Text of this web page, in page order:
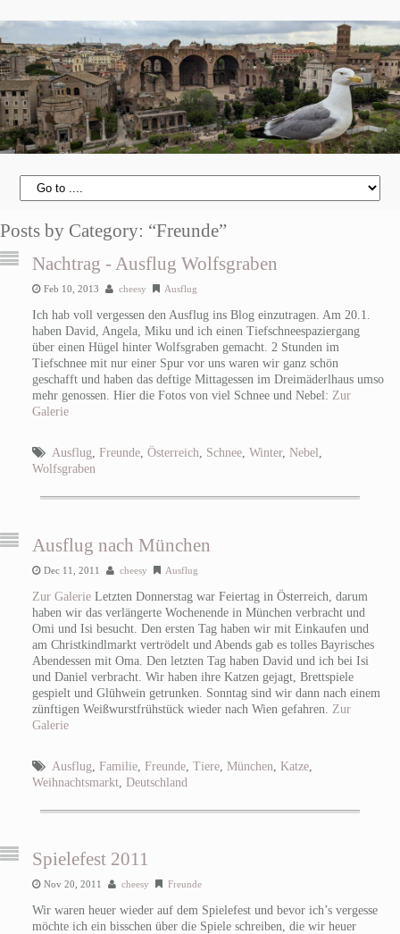
Posts by Category: “Freunde”
Nachtrag - Ausflug Wolfsgraben
Feb 10, 2013 cheesy Ausflug
Ich hab voll vergessen den Ausflug ins Blog einzutragen. Am 20.1.
haben David, Angela, Miku und ich einen Tiefschneespaziergang
über einen Hügel hinter Wolfsgraben gemacht. 2 Stunden im
Tiefschnee mit nur einer Spur vor uns waren wir ganz schön
geschafft und haben das deftige Mittagessen im Dreimäderlhaus umso
mehr genossen. Hier die Fotos von viel Schnee und Nebel: Zur
Galerie
Ausflug Freunde, Österreich Schnee, Winter, Nebel
Wolfsgraben
Ausflug nach München
Dec 11, 2011 cheesy Ausflug
Zur Galerie Letzten Donnerstag war Feiertag in Österreich, darum
haben wir das verlängerte Wochenende in München verbracht und
Omi und Isi besucht. Den ersten Tag haben wir mit Einkaufen und
am Christkindlmarkt vertrödelt und Abends gab es tolles Bayrisches
Abendessen mit Oma. Den letzten Tag haben David und ich bei Isi
und Daniel verbracht. Wir haben ihre Katzen gejagt, Brettspiele
gespielt und Glühwein getrunken. Sonntag sind wir dann nach einem
zünftigen Weißwurstfrühstück wieder nach Wien gefahren. Zur
Galerie
Ausflug Familie, Freunde, Tiere, München Katze,
Weihnachtsmarkt, Deutschland
Spielefest 2011
Nov 20, 2011 cheesy Freunde
Wir waren heuer wieder auf dem Spielefest und bevor ich’s vergesse
möchte ich ein bisschen über die Spiele schreiben, die wir heuer